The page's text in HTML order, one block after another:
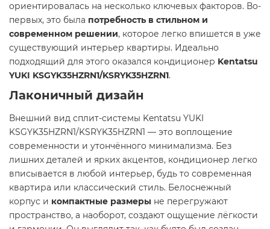
ориентировалась на несколько ключевых факторов. Во-
первых, это была потребность в стильном и
современном решении, которое легко впишется в уже
существующий интерьер квартиры. Идеально
подходящий для этого оказался кондиционер Kentatsu
YUKI KSGYK35HZRN1/KSRYK35HZRN1.
Лаконичный дизайн
Внешний вид сплит-системы Kentatsu YUKI
KSGYK35HZRN1/KSRYK35HZRN1 — это воплощение
современности и утончённого минимализма. Без
лишних деталей и ярких акцентов, кондиционер легко
вписывается в любой интерьер, будь то современная
квартира или классический стиль. Белоснежный
корпус и компактные размеры не перегружают
пространство, а наоборот, создают ощущение лёгкости